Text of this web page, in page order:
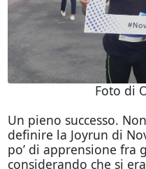
Foto di
Un pieno successo.
definire la Joyrun di
po’ di apprensione fra
considerando che si